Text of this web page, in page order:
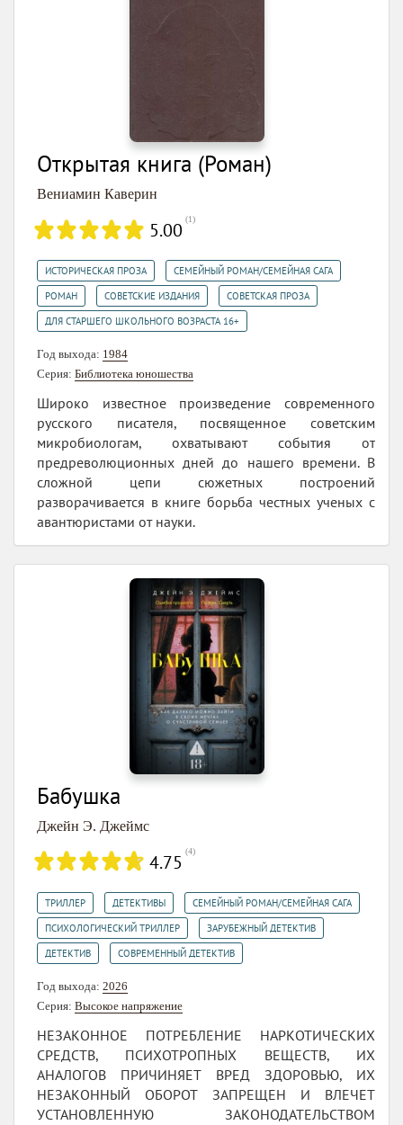
Открытая книга (Роман)
Вениамин Каверин
5.00 (1)
ИСТОРИЧЕСКАЯ ПРОЗА СЕМЕЙНЫЙ РОМАН/СЕМЕЙНАЯ САГА
РОМАН СОВЕТСКИЕ ИЗДАНИЯ СОВЕТСКАЯ ПРОЗА
ДЛЯ СТАРШЕГО ШКОЛЬНОГО ВОЗРАСТА 16+
Год выхода: 1984
Серия: Библиотека юношества
Широко известное произведение современного
русского писателя, посвященное советским
микробиологам, охватывают события от
предреволюционных дней до нашего времени. В
сложной цепи сюжетных построений
разворачивается в книге борьба честных ученых с
авантюристами от науки.
Бабушка
Джейн Э. Джеймс
4.75 (4)
ТРИЛЛЕР ДЕТЕКТИВЫ СЕМЕЙНЫЙ РОМАН/СЕМЕЙНАЯ САГА
ПСИХОЛОГИЧЕСКИЙ ТРИЛЛЕР ЗАРУБЕЖНЫЙ ДЕТЕКТИВ
ДЕТЕКТИВ СОВРЕМЕННЫЙ ДЕТЕКТИВ
Год выхода: 2026
Серия: Высокое напряжение
НЕЗАКОННОЕ ПОТРЕБЛЕНИЕ НАРКОТИЧЕСКИХ
СРЕДСТВ, ПСИХОТРОПНЫХ ВЕЩЕСТВ, ИХ
АНАЛОГОВ ПРИЧИНЯЕТ ВРЕД ЗДОРОВЬЮ, ИХ
НЕЗАКОННЫЙ ОБОРОТ ЗАПРЕЩЕН И ВЛЕЧЕТ
УСТАНОВЛЕННУЮ ЗАКОНОДАТЕЛЬСТВОМ